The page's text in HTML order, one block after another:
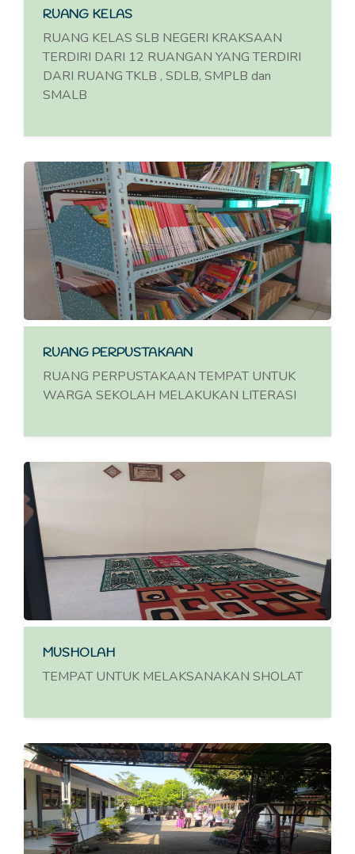
RUANG KELAS
RUANG KELAS SLB NEGERI KRAKSAAN
TERDIRI DARI 12 RUANGAN YANG TERDIRI
DARI RUANG TKLB , SDLB, SMPLB dan
SMALB
RUANG PERPUSTAKAAN
RUANG PERPUSTAKAAN TEMPAT UNTUK
WARGA SEKOLAH MELAKUKAN LITERASI
MUSHOLAH
TEMPAT UNTUK MELAKSANAKAN SHOLAT